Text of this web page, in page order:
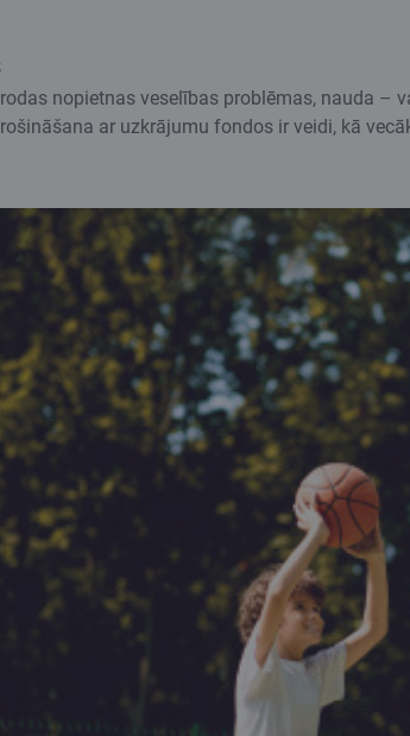
nopietnas veselības problēmas, nauda
ar uzkrājumu fondos ir veidi, kā